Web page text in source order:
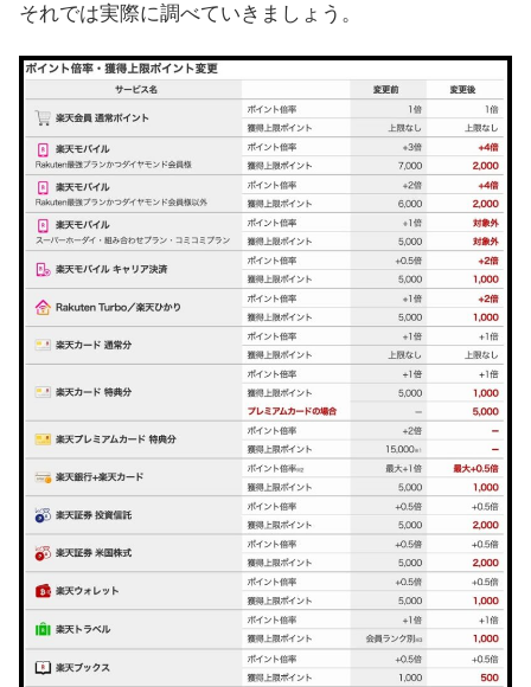
それでは実際に調べていきましょう。